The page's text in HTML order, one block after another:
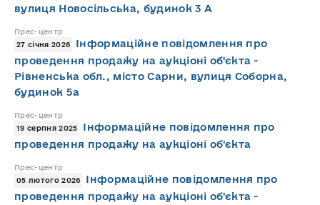
вулиця Новосільська, будинок 3 А
Прес-центр
27 січня 2026
Інформаційне повідомлення про
проведення продажу на аукціоні об'єкта -
Рівненська обл., місто Сарни, вулиця Соборна,
будинок 5а
Прес-центр
19 серпня 2025
Інформаційне повідомлення про
проведення продажу на аукціоні об'єкта
Прес-центр
05 лютого 2026
Інформаційне повідомлення про
проведення продажу на аукціоні об'єкта -